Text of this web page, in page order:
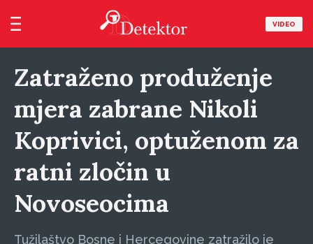
VIDEO
Zatraženo produženje
mjera zabrane Nikoli
Koprivici, optuženom za
ratni zločin u
Novoseocima
Tužilaštvo Bosne i Hercegovine zatražilo je